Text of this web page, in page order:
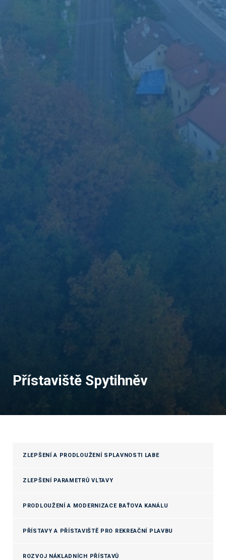
Přístaviště Spytihněv
ZLEPŠENÍ A PRODLOUŽENÍ SPLAVNOSTI LABE
ZLEPŠENÍ PARAMETRŮ VLTAVY
PRODLOUŽENÍ A MODERNIZACE BAŤOVA KANÁLU
PŘÍSTAVY A PŘÍSTAVIŠTĚ PRO REKREAČNÍ PLAVBU
ROZVOJ NÁKLADNÍCH PŘÍSTAVŮ